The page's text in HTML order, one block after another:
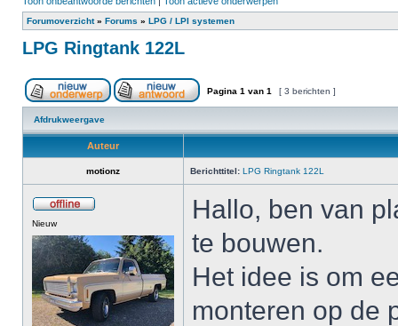
Forumoverzicht» Forums » LPG / LPI systemen
LPG Ringtank 122L
Pagina 1 van 1 [ 3 berichten ]
Afdrukweergave
Auteur
motionz Berichttitel: LPG Ringtank 122L
Nieuw
Hallo, ben van
te bouwen.
Het idee is om
monteren op de